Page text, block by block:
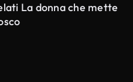
La donna che mette